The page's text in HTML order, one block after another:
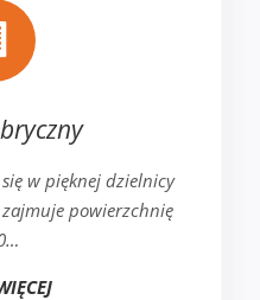
w pięknej dzielnicy
powierzchnię